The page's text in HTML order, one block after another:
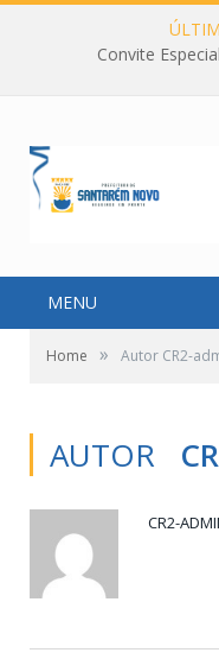
Convite
MENU
Home » Autor CR2-
AUTOR
CR2-